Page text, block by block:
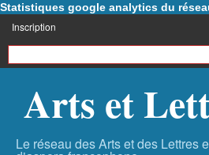
Statistiques google analytics du
Inscription
Arts et